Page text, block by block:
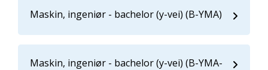
Maskin, ingeniør - bachelor (y-vei) (B-YMA)
Maskin, ingeniør - bachelor (y-vei) (B-YMA-